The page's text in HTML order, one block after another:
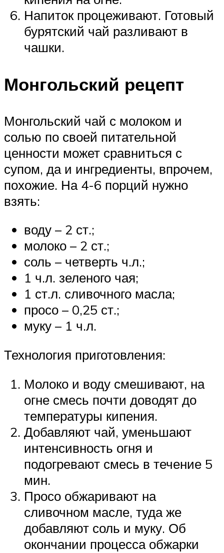
Напиток процеживают. Готовый
бурятский чай разливают в
чашки.
Монгольский рецепт
Монгольский чай с молоком и
солью по своей питательной
ценности может сравниться с
супом, да и ингредиенты, впрочем,
похожие. На 4-6 порций нужно
взять:
воду – 2 ст.;
молоко – 2 ст.;
соль – четверть ч.л.;
1 ч.л. зеленого чая;
1 ст.л. сливочного масла;
просо – 0,25 ст.;
муку – 1 ч.л.
Технология приготовления:
Молоко и воду смешивают, на
огне смесь почти доводят до
температуры кипения.
Добавляют чай, уменьшают
интенсивность огня и
подогревают смесь в течение 5
мин.
Просо обжаривают на
сливочном масле, туда же
добавляют соль и муку. Об
окончании процесса обжарки